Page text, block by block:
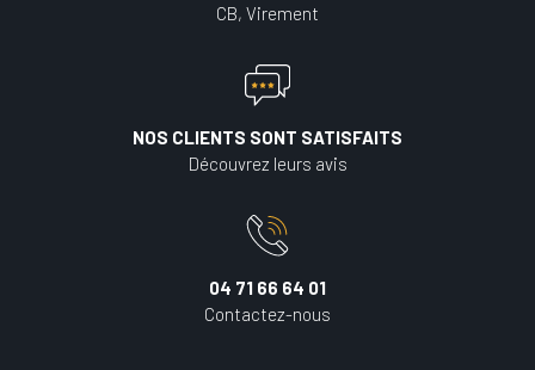
CB, Virement
NOS CLIENTS SONT SATISFAITS
Découvrez leurs avis
04 71 66 64 01
Contactez-nous